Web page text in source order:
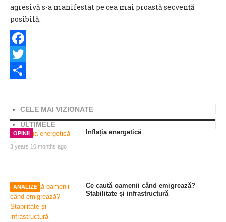
agresivă s-a manifestat pe cea mai proastă secvenţă
posibilă.
Facebook
Twitter
CELE MAI VIZIONATE
ULTIMELE
OPINII
3 years 10 months ago
Inflația energetică
ANALIZE
Ce caută oamenii când emigrează?
Stabilitate și infrastructură